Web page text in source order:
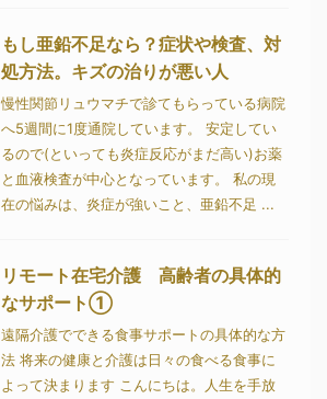
もし亜鉛不足なら？症状や検査、対
処方法。キズの治りが悪い人
慢性関節リュウマチで診てもらっている病院
へ5週間に1度通院しています。 安定してい
るので(といっても炎症反応がまだ高い)お薬
と血液検査が中心となっています。 私の現
在の悩みは、炎症が強いこと、亜鉛不足 ...
リモート在宅介護 高齢者の具体的
なサポート①
遠隔介護でできる食事サポートの具体的な方
法 将来の健康と介護は日々の食べる食事に
よって決まります こんにちは。人生を手放